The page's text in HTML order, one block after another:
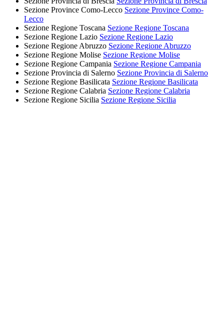
Sezione Province Como-Lecco Sezione Province Como-
Lecco
Sezione Regione Toscana Sezione Regione Toscana
Sezione Regione Lazio Sezione Regione Lazio
Sezione Regione Abruzzo Sezione Regione Abruzzo
Sezione Regione Molise Sezione Regione Molise
Sezione Regione Campania Sezione Regione Campania
Sezione Provincia di Salerno Sezione Provincia di Salerno
Sezione Regione Basilicata Sezione Regione Basilicata
Sezione Regione Calabria Sezione Regione Calabria
Sezione Regione Sicilia Sezione Regione Sicilia